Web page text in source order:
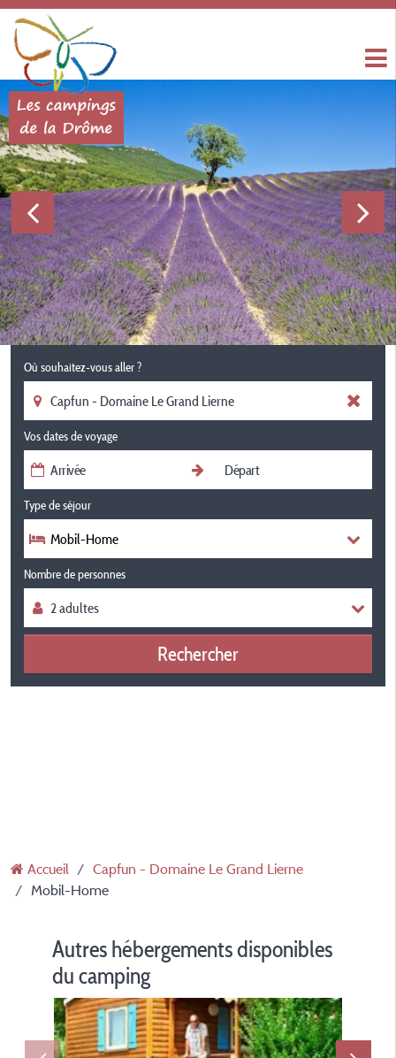
Où souhaitez-vous aller ?
Vos dates de voyage
Type de séjour
Mobil-Home
Nombre de personnes
Rechercher
Accueil
Capfun - Domaine Le Grand Lierne
Mobil-Home
Autres hébergements disponibles
du camping